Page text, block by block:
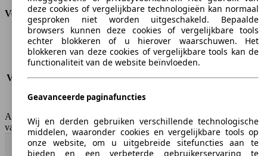
Verbruik
CO2-uitstoot*
183 g/km (komb.)
Verbruik (stad)
10.2 l/100km
Verbruik (snelweg)
6.8 l/100km
Verbruik (gemiddeld)* 7.7 l/100km
Emissieklasse
Euro 4
AutoScout24 Belgium NV is niet aansprakelijk voor de juistheid
van de gegevens.
Naar boven
deze cookies of vergelijkbare technologieën kan normaal
gesproken niet worden uitgeschakeld. Bepaalde
browsers kunnen deze cookies of vergelijkbare tools
echter blokkeren of u hierover waarschuwen. Het
blokkeren van deze cookies of vergelijkbare tools kan de
functionaliteit van de website beïnvloeden.
Geavanceerde paginafuncties
Wij en derden gebruiken verschillende technologische
middelen, waaronder cookies en vergelijkbare tools op
onze website, om u uitgebreide sitefuncties aan te
bieden en een verbeterde gebruikerservaring te